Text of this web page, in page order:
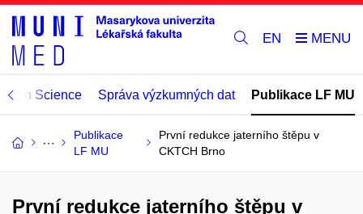
EN
Open Science Správa výzkumných dat Publikace LF MU
Publikace
LF MU
První redukce jaterního štěpu v
CKTCH Brno
První redukce jaterního štěpu v